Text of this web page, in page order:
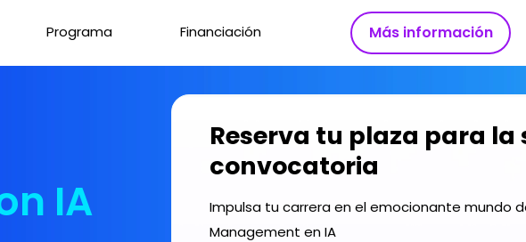
Programa Financiación Más información
IA